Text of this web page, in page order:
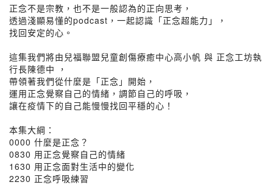
正念不是宗教，也不是一般認為的正向思考，
透過淺顯易懂的podcast，一起認識「正念超能力」，
找回安定的心。
這集我們將由兒福聯盟兒童創傷療癒中心高小帆 與 正念工坊執
行長陳德中 ，
帶領著我們從什麼是「正念」開始，
運用正念覺察自己的情緒，調節自己的呼吸，
讓在疫情下的自己能慢慢找回平穩的心！
本集大綱：
0000 什麼是正念？
0830 用正念覺察自己的情緒
1630 用正念面對生活中的變化
2230 正念呼吸練習